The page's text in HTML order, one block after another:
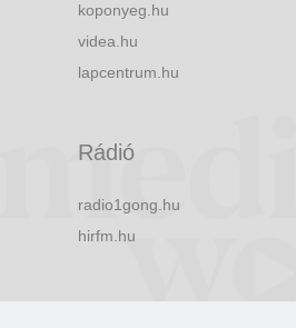
koponyeg.hu
videa.hu
lapcentrum.hu
Rádió
radio1gong.hu
hirfm.hu